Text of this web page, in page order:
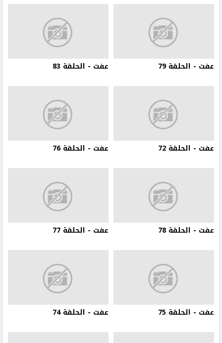
عفت - الحلقة 79 عفت - الحلقة 83
عفت - الحلقة 72 عفت - الحلقة 76
عفت - الحلقة 78 عفت - الحلقة 77
عفت - الحلقة 75 عفت - الحلقة 74